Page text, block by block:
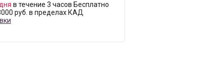
в течение 3 часов Бесплатно
руб. в пределах КАД